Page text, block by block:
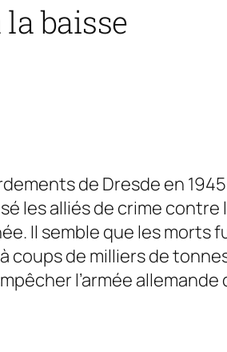
baisse
de Dresde en 1945
les alliés de crime contre
Il semble que les morts
coups de milliers de
l’armée allemande